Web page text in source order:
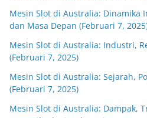
Mesin Slot di Australia: Dinamika
dan Masa Depan (Februari 7,
Mesin Slot di Australia: Industri,
(Februari 7, 2025)
Mesin Slot di Australia: Sejarah,
(Februari 7, 2025)
Mesin Slot di Australia: Dampak,